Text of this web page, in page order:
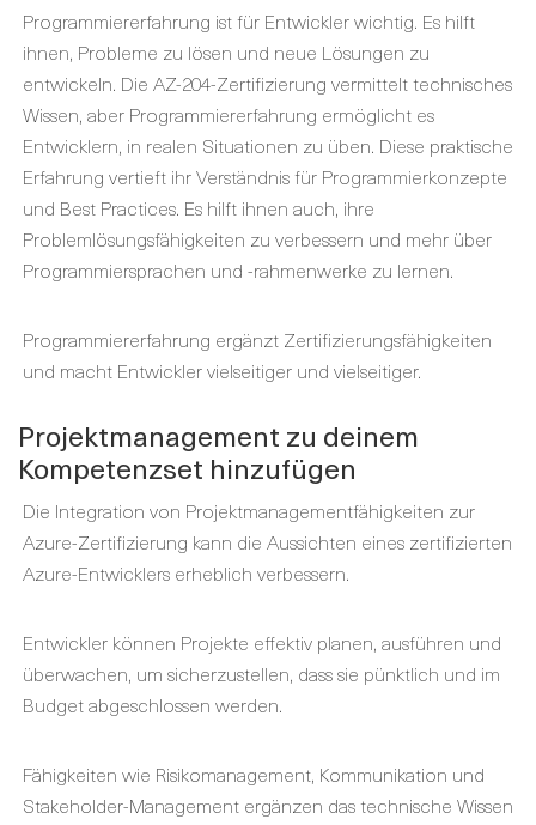
Programmiererfahrung ist für Entwickler wichtig. Es hilft
ihnen, Probleme zu lösen und neue Lösungen zu
entwickeln. Die AZ-204-Zertifizierung vermittelt technisches
Wissen, aber Programmiererfahrung ermöglicht es
Entwicklern, in realen Situationen zu üben. Diese praktische
Erfahrung vertieft ihr Verständnis für Programmierkonzepte
und Best Practices. Es hilft ihnen auch, ihre
Problemlösungsfähigkeiten zu verbessern und mehr über
Programmiersprachen und -rahmenwerke zu lernen.
Programmiererfahrung ergänzt Zertifizierungsfähigkeiten
und macht Entwickler vielseitiger und vielseitiger.
Projektmanagement zu deinem
Kompetenzset hinzufügen
Die Integration von Projektmanagementfähigkeiten zur
Azure-Zertifizierung kann die Aussichten eines zertifizierten
Azure-Entwicklers erheblich verbessern.
Entwickler können Projekte effektiv planen, ausführen und
überwachen, um sicherzustellen, dass sie pünktlich und im
Budget abgeschlossen werden.
Fähigkeiten wie Risikomanagement, Kommunikation und
Stakeholder-Management ergänzen das technische Wissen